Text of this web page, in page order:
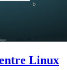
Linux